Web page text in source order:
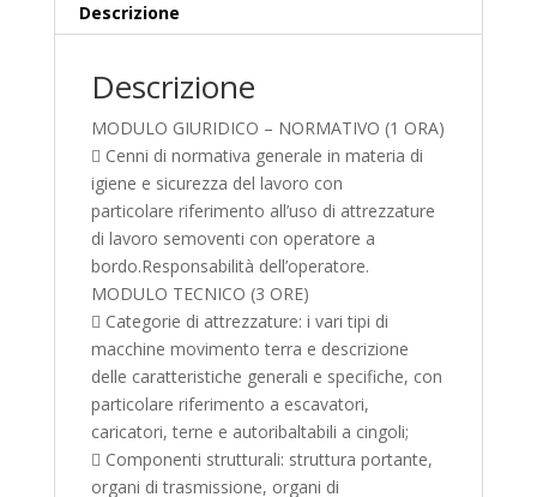
Descrizione
Descrizione
MODULO GIURIDICO – NORMATIVO (1 ORA)
 Cenni di normativa generale in materia di
igiene e sicurezza del lavoro con
particolare riferimento all’uso di attrezzature
di lavoro semoventi con operatore a
bordo.Responsabilità dell’operatore.
MODULO TECNICO (3 ORE)
 Categorie di attrezzature: i vari tipi di
macchine movimento terra e descrizione
delle caratteristiche generali e specifiche, con
particolare riferimento a escavatori,
caricatori, terne e autoribaltabili a cingoli;
 Componenti strutturali: struttura portante,
organi di trasmissione, organi di